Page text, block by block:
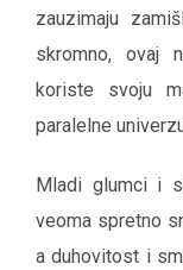
zauzimaju
skromno, ovaj
koriste svoju
paralelne
Mladi glumci i
veoma spretno
a duhovitost i